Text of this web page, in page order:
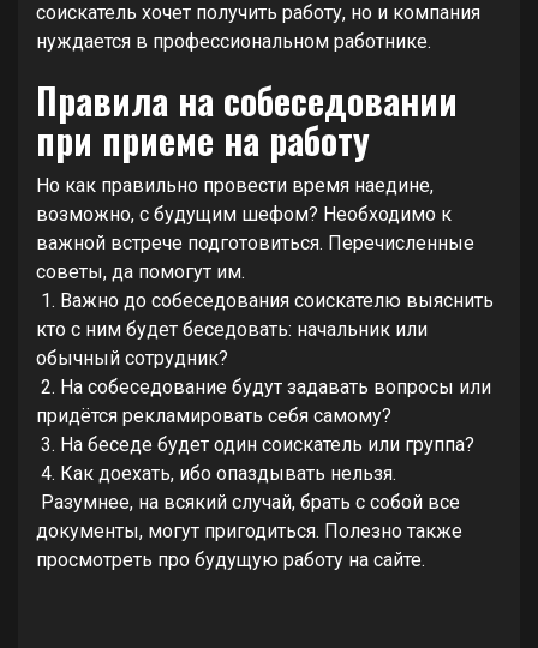
соискатель хочет получить работу, но и компания
нуждается в профессиональном работнике.
Правила на собеседовании
при приеме на работу
Но как правильно провести время наедине,
возможно, с будущим шефом? Необходимо к
важной встрече подготовиться. Перечисленные
советы, да помогут им.
1. Важно до собеседования соискателю выяснить
кто с ним будет беседовать: начальник или
обычный сотрудник?
2. На собеседование будут задавать вопросы или
придётся рекламировать себя самому?
3. На беседе будет один соискатель или группа?
4. Как доехать, ибо опаздывать нельзя.
Разумнее, на всякий случай, брать с собой все
документы, могут пригодиться. Полезно также
просмотреть про будущую работу на сайте.